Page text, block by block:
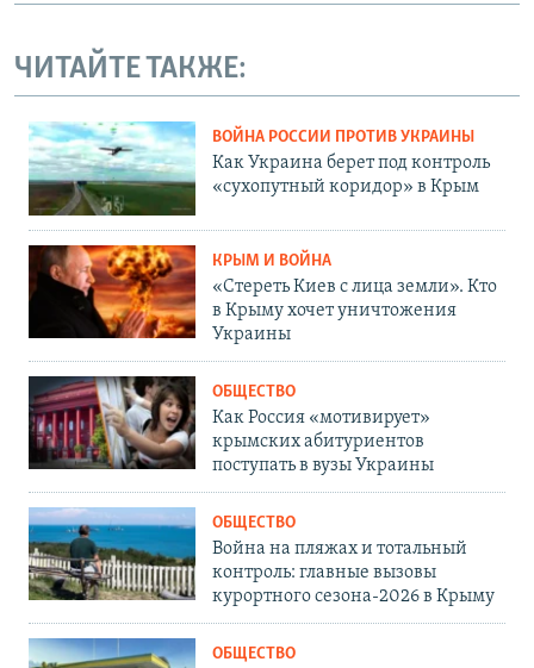
ЧИТАЙТЕ ТАКЖЕ:
ВОЙНА РОССИИ ПРОТИВ УКРАИНЫ
Как Украина берет под контроль
«сухопутный коридор» в Крым
КРЫМ И ВОЙНА
«Стереть Киев с лица земли». Кто
в Крыму хочет уничтожения
Украины
ОБЩЕСТВО
Как Россия «мотивирует»
крымских абитуриентов
поступать в вузы Украины
ОБЩЕСТВО
Война на пляжах и тотальный
контроль: главные вызовы
курортного сезона-2026 в Крыму
ОБЩЕСТВО